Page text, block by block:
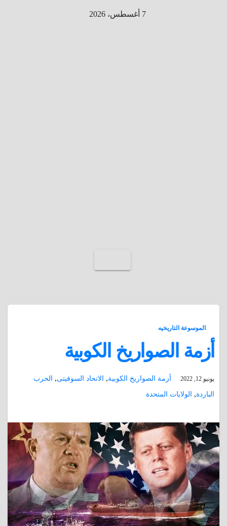
7 أغسطس، 2026
الموسوعة التاريخيه
أزمة الصواريخ الكوبية
يونيو 12, 2022 أزمة الصواريخ الكوبية, الاتحاد السوفيتى, الحرب
الباردة, الولايات المتحدة